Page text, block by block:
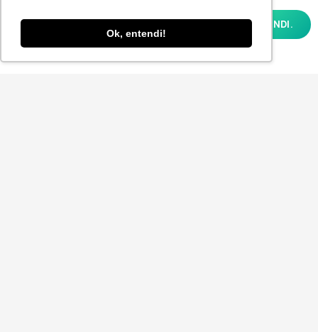
Ok, entendi!
Aceito receber a Newsletter.
analisar como você interage em nosso site
e personalizar conteúdo. Ao utilizar este
site, você concorda com o uso de cookies e
nossaPOLÍTICA DE PRIVACIDADE E COOKIES
OK, ENTENDI.